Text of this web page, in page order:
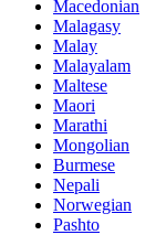
Macedonian
Malagasy
Malay
Malayalam
Maltese
Maori
Marathi
Mongolian
Burmese
Nepali
Norwegian
Pashto